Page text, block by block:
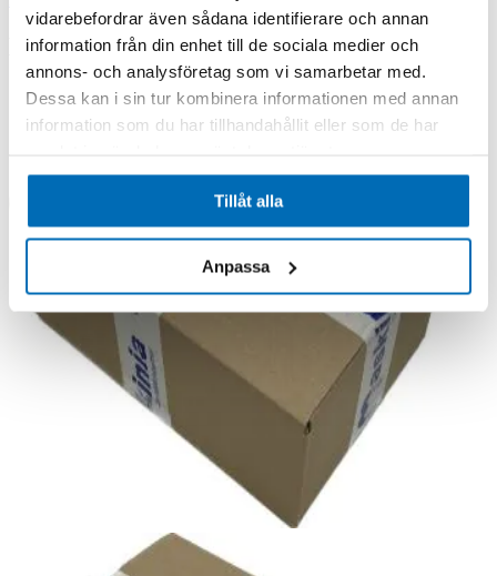
vidarebefordrar även sådana identifierare och annan
information från din enhet till de sociala medier och
annons- och analysföretag som vi samarbetar med.
Dessa kan i sin tur kombinera informationen med annan
information som du har tillhandahållit eller som de har
Tillåt alla
Anpassa
Hose Assy,hydraulic